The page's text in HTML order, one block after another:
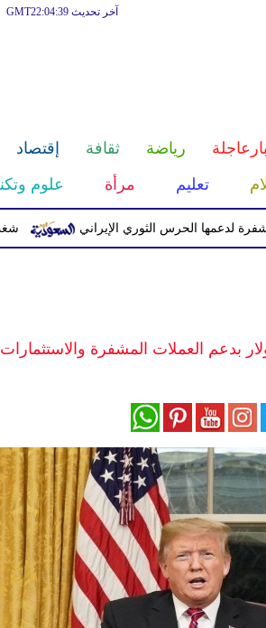
آخر تحديث GMT22:04:39
رياضة ثقافة إقتصاد
تعليم مرأة علوم
شغب في سجون الحرس الثوري الإيراني
بدعم العملات المشفرة والاستثمارات